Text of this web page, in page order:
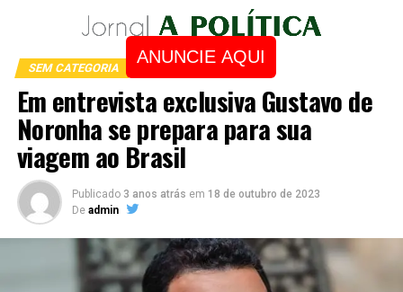
ANUNCIE AQUI
SEM CATEGORIA
Em entrevista exclusiva Gustavo de
Noronha se prepara para sua
viagem ao Brasil
Publicado 3 anos atrás em 18 de outubro de 2023
De admin